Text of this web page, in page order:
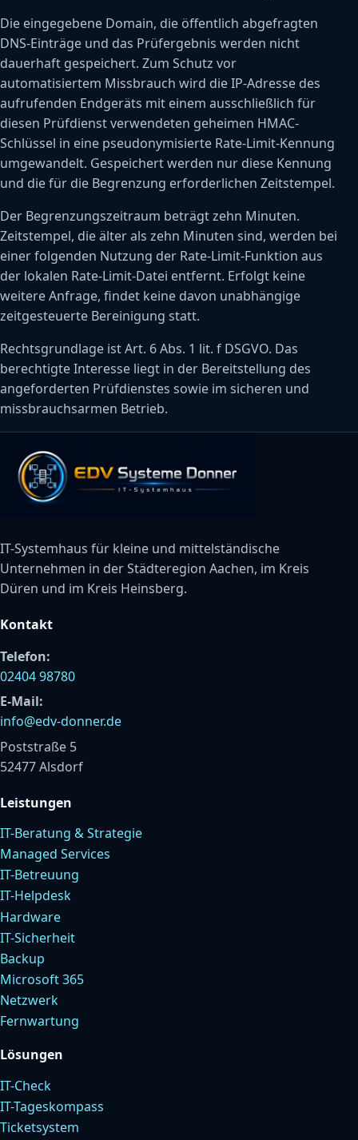
Die eingegebene Domain, die öffentlich abgefragten
DNS-Einträge und das Prüfergebnis werden nicht
dauerhaft gespeichert. Zum Schutz vor
automatisiertem Missbrauch wird die IP-Adresse des
aufrufenden Endgeräts mit einem ausschließlich für
diesen Prüfdienst verwendeten geheimen HMAC-
Schlüssel in eine pseudonymisierte Rate-Limit-Kennung
umgewandelt. Gespeichert werden nur diese Kennung
und die für die Begrenzung erforderlichen Zeitstempel.
Der Begrenzungszeitraum beträgt zehn Minuten.
Zeitstempel, die älter als zehn Minuten sind, werden bei
einer folgenden Nutzung der Rate-Limit-Funktion aus
der lokalen Rate-Limit-Datei entfernt. Erfolgt keine
weitere Anfrage, findet keine davon unabhängige
zeitgesteuerte Bereinigung statt.
Rechtsgrundlage ist Art. 6 Abs. 1 lit. f DSGVO. Das
berechtigte Interesse liegt in der Bereitstellung des
angeforderten Prüfdienstes sowie im sicheren und
missbrauchsarmen Betrieb.
IT-Systemhaus für kleine und mittelständische
Unternehmen in der Städteregion Aachen, im Kreis
Düren und im Kreis Heinsberg.
Kontakt
Telefon:
02404 98780
E-Mail:
info@edv-donner.de
Poststraße 5
52477 Alsdorf
Leistungen
IT-Beratung & Strategie
Managed Services
IT-Betreuung
IT-Helpdesk
Hardware
IT-Sicherheit
Backup
Microsoft 365
Netzwerk
Fernwartung
Lösungen
IT-Check
IT-Tageskompass
Ticketsystem